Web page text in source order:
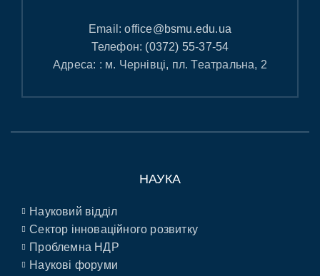
Email:office@bsmu.edu.ua
Телефон: (0372) 55-37-54
Адреса: : м. Чернівці, пл. Театральна, 2
НАУКА
Науковий відділ
Сектор інноваційного розвитку
Проблемна НДР
Наукові форуми